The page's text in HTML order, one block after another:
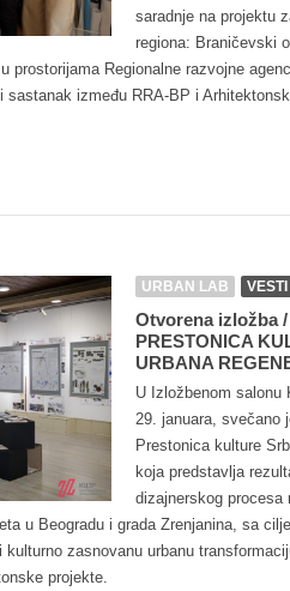
saradnje na projektu
regiona: Braničevski
prostorijama Regionalne razvojne
sastanak između RRA-BP i
URBAN LAB VESTI
Otvorena izložba
PRESTONICA
URBANA
U Izložbenom salonu
29. januara, svečano
Prestonica kulture
koja predstavlja
dizajnerskog procesa
u Beogradu i grada Zrenjanina, sa
zasnovanu urbanu
projekte.